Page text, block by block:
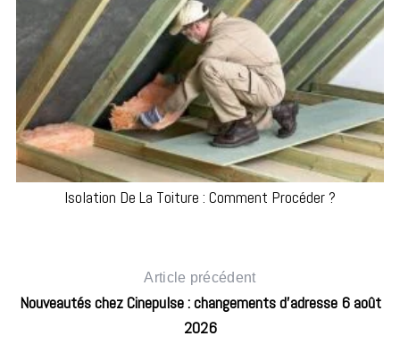
Isolation De La Toiture : Comment Procéder ?
Article précédent
Nouveautés chez Cinepulse : changements d’adresse 6 août
2026